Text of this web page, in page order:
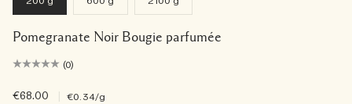
Pomegranate Noir Bougie parfumée
(0)
€68.00 €0.34/g